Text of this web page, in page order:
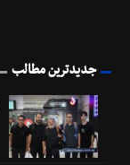
جدیدترین مطالب